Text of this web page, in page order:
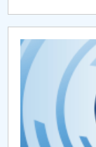
Programe
Programe
Practica
Alegeri